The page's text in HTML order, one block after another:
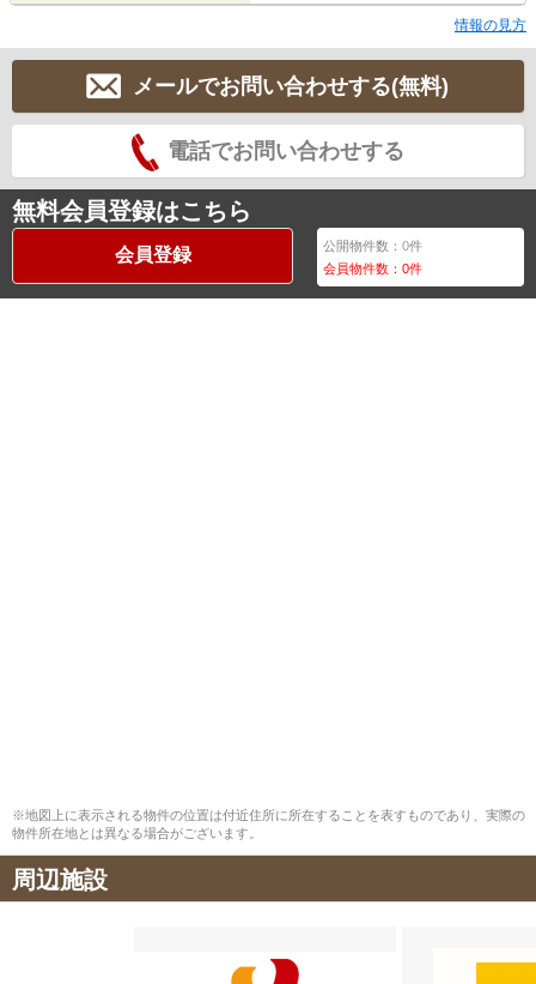
情報の見方
メールでお問い合わせする(無料)
電話でお問い合わせする
無料会員登録はこちら
会員登録 公開物件数：0件
会員物件数：0件
※地図上に表示される物件の位置は付近住所に所在することを表すものであり、実際の
物件所在地とは異なる場合がございます。
周辺施設